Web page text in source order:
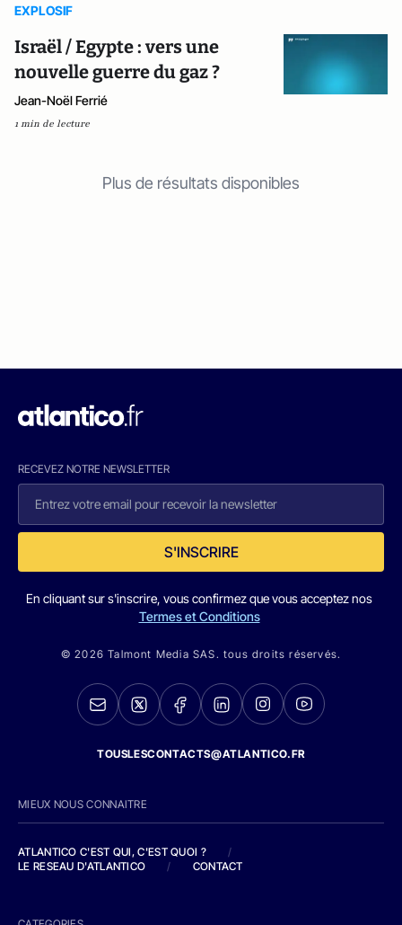
EXPLOSIF
Israël / Egypte : vers une
nouvelle guerre du gaz ?
Jean-Noël Ferrié
1 min de lecture
Plus de résultats disponibles
RECEVEZ NOTRE NEWSLETTER
S'INSCRIRE
En cliquant sur s'inscrire, vous confirmez que vous acceptez nos
Termes et Conditions
© 2026 Talmont Media SAS. tous droits réservés.
TOUSLESCONTACTS@ATLANTICO.FR
MIEUX NOUS CONNAITRE
ATLANTICO C'EST QUI, C'EST QUOI ?
/
LE RESEAU D'ATLANTICO
/ CONTACT